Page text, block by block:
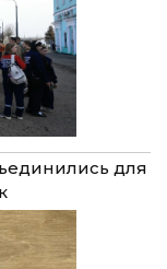
для